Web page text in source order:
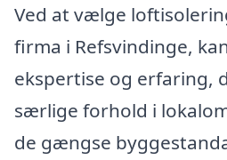
Ved at vælge
firma i Refsvindinge,
ekspertise og erfaring,
særlige forhold i
de gængse